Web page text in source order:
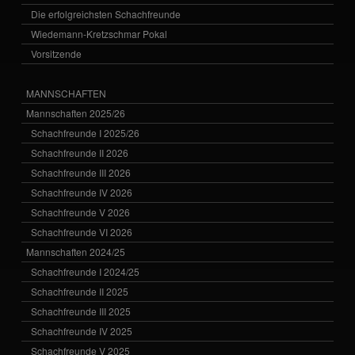
Die erfolgreichsten Schachfreunde
Wiedemann-Kretzschmar Pokal
Vorsitzende
MANNSCHAFTEN
Mannschaften 2025/26
Schachfreunde I 2025/26
Schachfreunde II 2026
Schachfreunde III 2026
Schachfreunde IV 2026
Schachfreunde V 2026
Schachfreunde VI 2026
Mannschaften 2024/25
Schachfreunde I 2024/25
Schachfreunde II 2025
Schachfreunde III 2025
Schachfreunde IV 2025
Schachfreunde V 2025